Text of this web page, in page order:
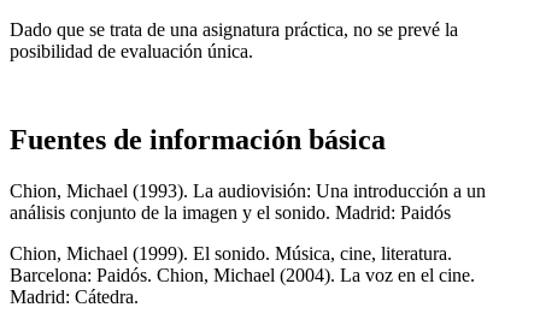
Dado que se trata de una asignatura práctica, no se prevé la
posibilidad de evaluación única.
Fuentes de información básica
Chion, Michael (1993). La audiovisión: Una introducción a un
análisis conjunto de la imagen y el sonido. Madrid: Paidós
Chion, Michael (1999). El sonido. Música, cine, literatura.
Barcelona: Paidós. Chion, Michael (2004). La voz en el cine.
Madrid: Cátedra.